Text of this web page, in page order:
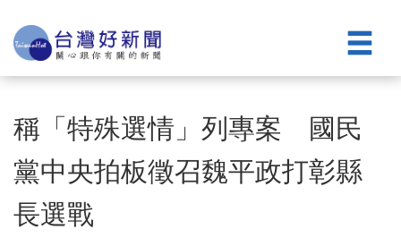
稱「特殊選情」列專案 國民
黨中央拍板徵召魏平政打彰縣
長選戰